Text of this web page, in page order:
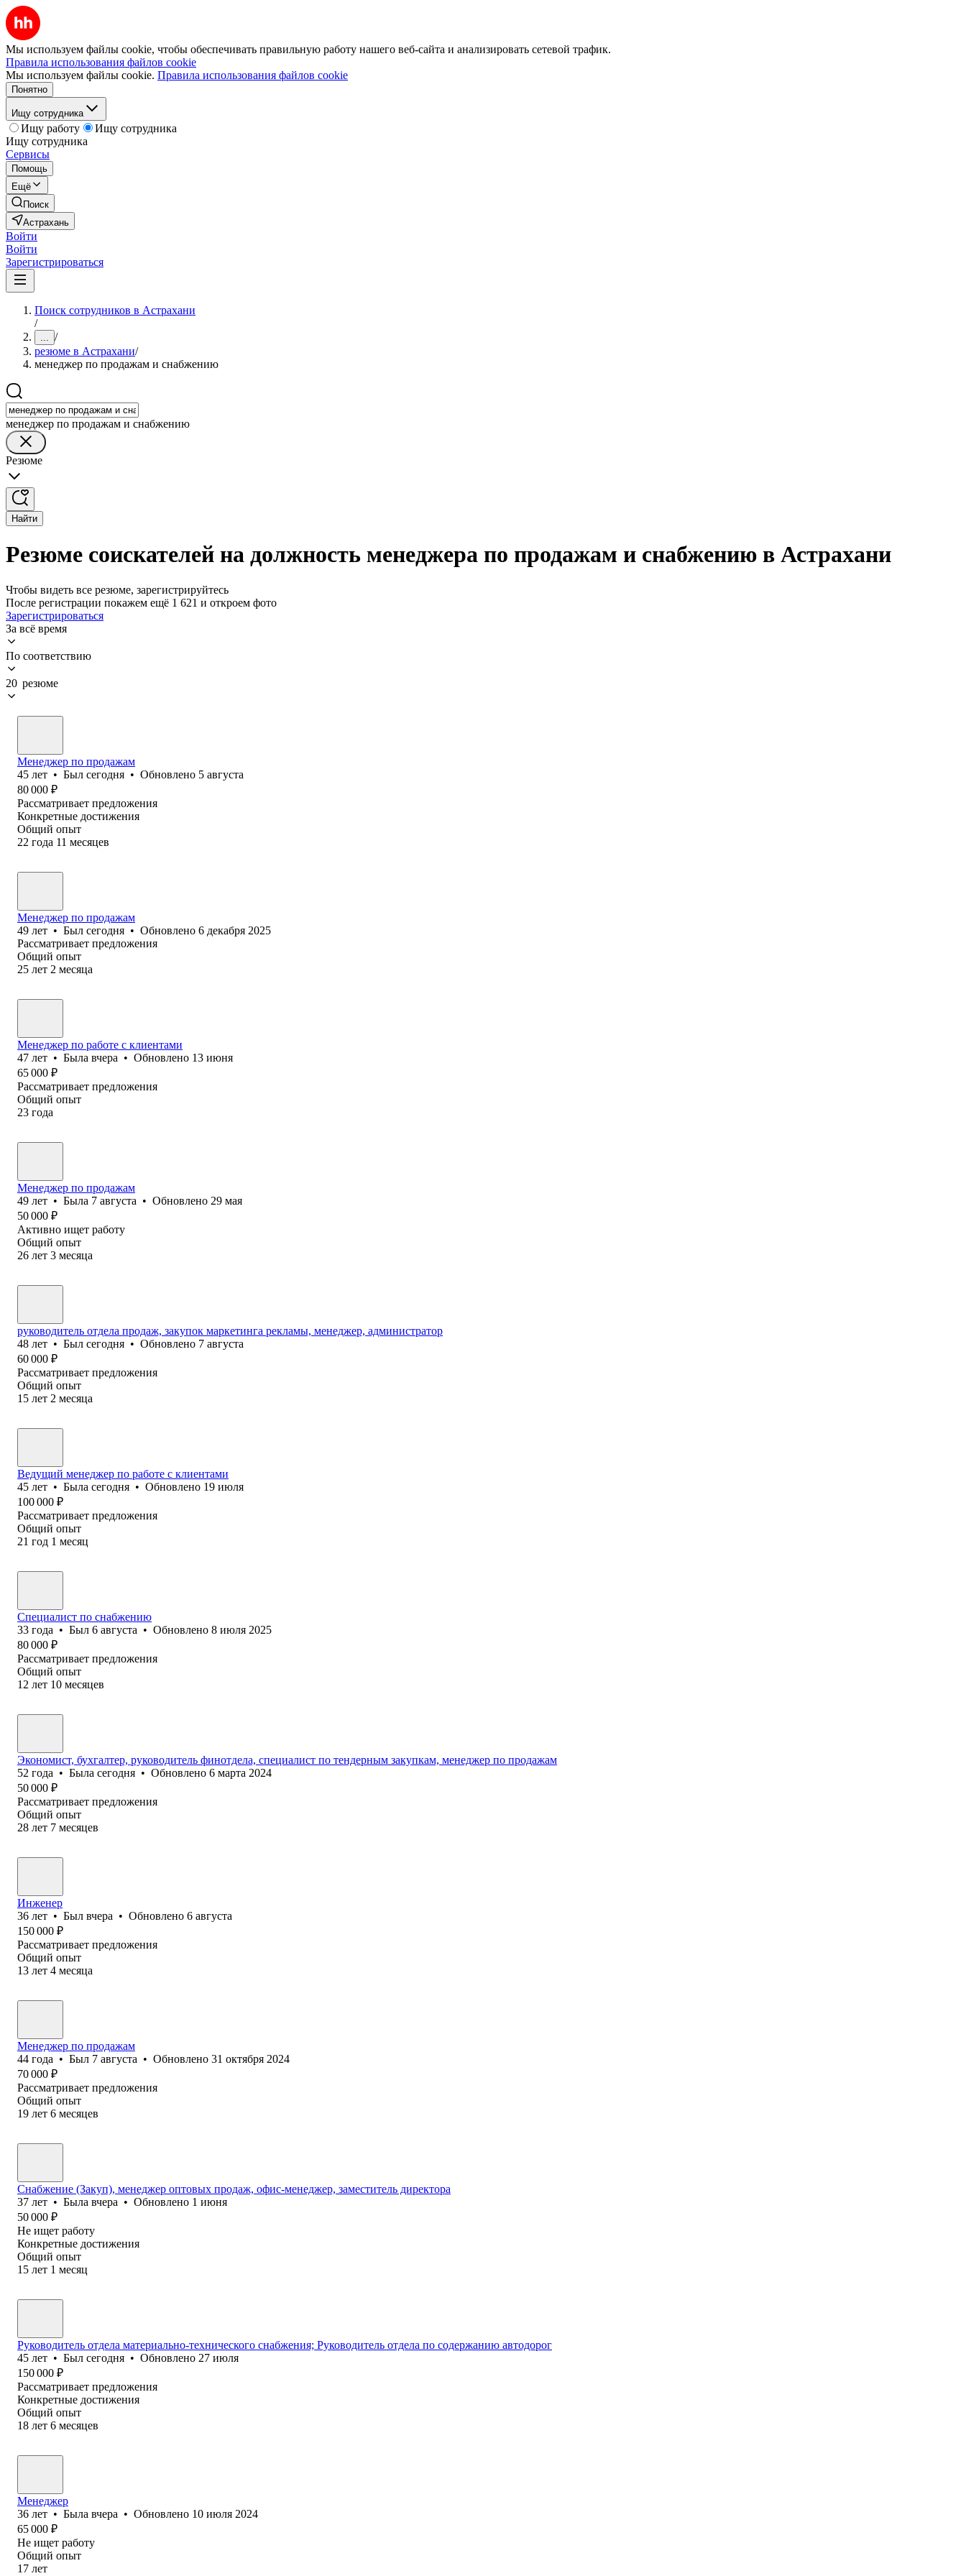
Мы используем файлы cookie, чтобы обеспечивать правильную работу нашего веб-сайта и анализировать сетевой трафик.
Правила использования файлов cookie
Мы используем файлы cookie. Правила использования файлов cookie
Понятно
Ищу сотрудника
Ищу работу
Ищу сотрудника
Ищу сотрудника
Сервисы
Помощь
Ещё
Поиск
Астрахань
Войти
Войти
Зарегистрироваться
Поиск сотрудников в Астрахани
/
... /
резюме в Астрахани/
менеджер по продажам и снабжению
менеджер по продажам и снабжению
Резюме
Найти
Резюме соискателей на должность менеджера по продажам и снабжению в Астрахани
Чтобы видеть все резюме, зарегистрируйтесь
После регистрации покажем ещё 1 621 и откроем фото
Зарегистрироваться
За всё время
По соответствию
20 резюме
Менеджер по продажам
45 лет • Был сегодня • Обновлено 5 августа
80 000 ₽
Рассматривает предложения
Конкретные достижения
Общий опыт
22 года 11 месяцев
Менеджер по продажам
49 лет • Был сегодня • Обновлено 6 декабря 2025
Рассматривает предложения
Общий опыт
25 лет 2 месяца
Менеджер по работе с клиентами
47 лет • Была вчера • Обновлено 13 июня
65 000 ₽
Рассматривает предложения
Общий опыт
23 года
Менеджер по продажам
49 лет • Была 7 августа • Обновлено 29 мая
50 000 ₽
Активно ищет работу
Общий опыт
26 лет 3 месяца
руководитель отдела продаж, закупок маркетинга рекламы, менеджер, администратор
48 лет • Был сегодня • Обновлено 7 августа
60 000 ₽
Рассматривает предложения
Общий опыт
15 лет 2 месяца
Ведущий менеджер по работе с клиентами
45 лет • Была сегодня • Обновлено 19 июля
100 000 ₽
Рассматривает предложения
Общий опыт
21 год 1 месяц
Специалист по снабжению
33 года • Был 6 августа • Обновлено 8 июля 2025
80 000 ₽
Рассматривает предложения
Общий опыт
12 лет 10 месяцев
Экономист, бухгалтер, руководитель финотдела, специалист по тендерным закупкам, менеджер по продажам
52 года • Была сегодня • Обновлено 6 марта 2024
50 000 ₽
Рассматривает предложения
Общий опыт
28 лет 7 месяцев
Инженер
36 лет • Был вчера • Обновлено 6 августа
150 000 ₽
Рассматривает предложения
Общий опыт
13 лет 4 месяца
Менеджер по продажам
44 года • Был 7 августа • Обновлено 31 октября 2024
70 000 ₽
Рассматривает предложения
Общий опыт
19 лет 6 месяцев
Снабжение (Закуп), менеджер оптовых продаж, офис-менеджер, заместитель директора
37 лет • Была вчера • Обновлено 1 июня
50 000 ₽
Не ищет работу
Конкретные достижения
Общий опыт
15 лет 1 месяц
Руководитель отдела материально-технического снабжения; Руководитель отдела по содержанию автодорог
45 лет • Был сегодня • Обновлено 27 июля
150 000 ₽
Рассматривает предложения
Конкретные достижения
Общий опыт
18 лет 6 месяцев
Менеджер
36 лет • Была вчера • Обновлено 10 июля 2024
65 000 ₽
Не ищет работу
Общий опыт
17 лет